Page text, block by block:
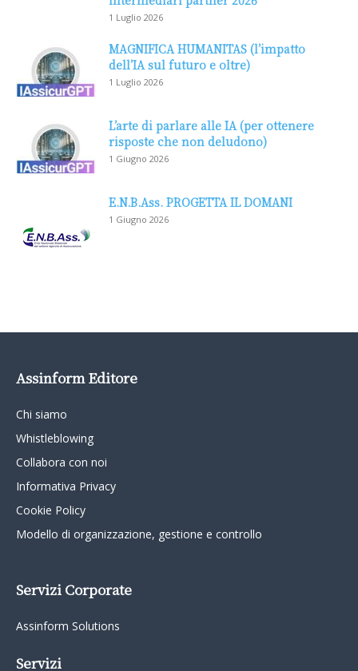
1 Luglio 2026
MAGNIFICA HUMANITAS (l’impatto
dell’IA sul futuro e oltre)
1 Luglio 2026
L’arte di parlare alle IA (per ottenere
risposte che non deludono)
1 Giugno 2026
E.N.B.Ass. PROGETTA IL DOMANI
1 Giugno 2026
Assinform Editore
Chi siamo
Whistleblowing
Collabora con noi
Informativa Privacy
Cookie Policy
Modello di organizzazione, gestione e controllo
Servizi Corporate
Assinform Solutions
Servizi